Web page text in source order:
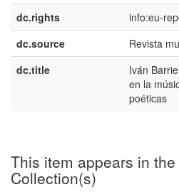
dc.rights
info:eu-
dc.source
Revista
dc.title
Iván
en la
poéticas
This item appears in
Collection(s)